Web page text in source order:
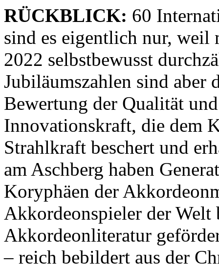
RÜCKBLICK: 60
sind es eigentlich nur, weil
2022 selbstbewusst
Jubiläumszahlen sind aber
Bewertung der Qualität
Innovationskraft, die dem
Strahlkraft beschert und
am Aschberg haben
Koryphäen der
Akkordeonspieler der Welt
Akkordeonliteratur
– reich bebildert aus der